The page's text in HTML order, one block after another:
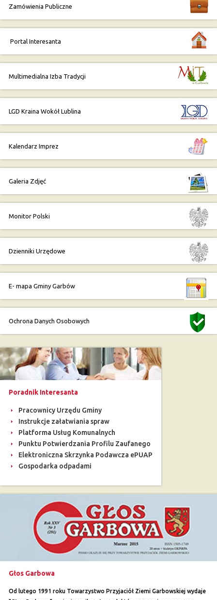
Zamówienia Publiczne
Portal Interesanta
Multimedialna Izba Tradycji
LGD Kraina Wokół Lublina
Kalendarz Imprez
Galeria Zdjęć
Monitor Polski
Dzienniki Urzędowe
E- mapa Gminy Garbów
Ochrona Danych Osobowych
Poradnik Interesanta
Pracownicy Urzędu Gminy
Instrukcje załatwiania spraw
Platforma Usług Komunalnych
Punktu Potwierdzania Profilu Zaufanego
Elektroniczna Skrzynka Podawcza ePUAP
Gospodarka odpadami
Głos Garbowa
Od lutego 1991 roku Towarzystwo Przyjaciół Ziemi Garbowskiej wydaje